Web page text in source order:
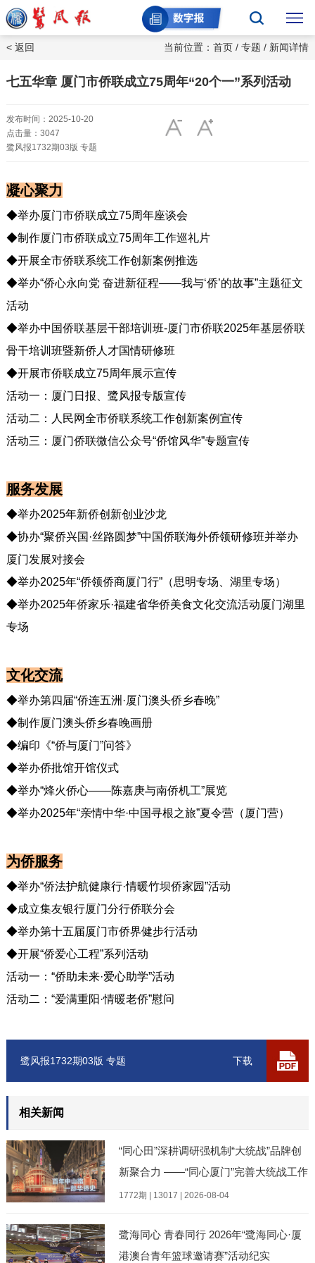
当前位置：首页 /专题 / 新闻详情
< 返回
七五华章 厦门市侨联成立75周年“20个一”系列活动
发布时间：2025-10-20
点击量：3047
鹭风报1732期03版 专题
凝心聚力
◆举办厦门市侨联成立75周年座谈会
◆制作厦门市侨联成立75周年工作巡礼片
◆开展全市侨联系统工作创新案例推选
◆举办“侨心永向党 奋进新征程——我与‘侨’的故事”主题征文
活动
◆举办中国侨联基层干部培训班-厦门市侨联2025年基层侨联
骨干培训班暨新侨人才国情研修班
◆开展市侨联成立75周年展示宣传
活动一：厦门日报、鹭风报专版宣传
活动二：人民网全市侨联系统工作创新案例宣传
活动三：厦门侨联微信公众号“侨馆风华”专题宣传
服务发展
◆举办2025年新侨创新创业沙龙
◆协办“聚侨兴国·丝路圆梦”中国侨联海外侨领研修班并举办
厦门发展对接会
◆举办2025年“侨领侨商厦门行”（思明专场、湖里专场）
◆举办2025年侨家乐·福建省华侨美食文化交流活动厦门湖里
专场
文化交流
◆举办第四届“侨连五洲·厦门澳头侨乡春晚”
◆制作厦门澳头侨乡春晚画册
◆编印《“侨与厦门”问答》
◆举办侨批馆开馆仪式
◆举办“烽火侨心——陈嘉庚与南侨机工”展览
◆举办2025年“亲情中华·中国寻根之旅”夏令营（厦门营）
为侨服务
◆举办“侨法护航健康行·情暖竹坝侨家园”活动
◆成立集友银行厦门分行侨联分会
◆举办第十五届厦门市侨界健步行活动
◆开展“侨爱心工程”系列活动
活动一：“侨助未来·爱心助学”活动
活动二：“爱满重阳·情暖老侨”慰问
下载
鹭风报1732期03版 专题
相关新闻
“同心田”深耕调研强机制“大统战”品牌创
新聚合力 ——“同心厦门”完善大统战工作
格局现场专题调研暨“137”全域实践阶段
1772期 | 13017 | 2026-08-04
鹭海同心 青春同行 2026年“鹭海同心·厦
港澳台青年篮球邀请赛”活动纪实